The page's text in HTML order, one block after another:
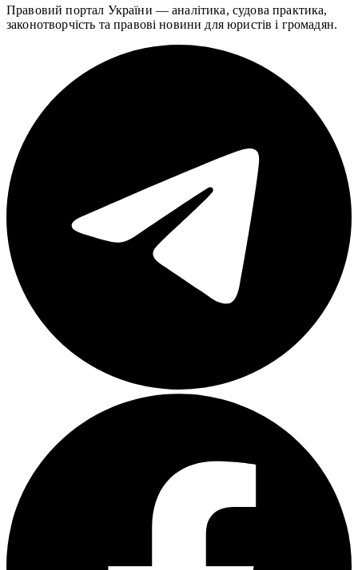
Правовий портал України — аналітика, судова практика,
законотворчість та правові новини для юристів і громадян.